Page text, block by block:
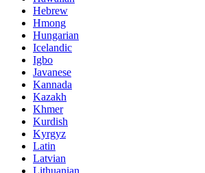
Hebrew
Hmong
Hungarian
Icelandic
Igbo
Javanese
Kannada
Kazakh
Khmer
Kurdish
Kyrgyz
Latin
Latvian
Lithuanian